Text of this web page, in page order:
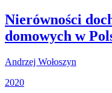
Nierówności
domowych w
Andrzej Wołoszyn
2020